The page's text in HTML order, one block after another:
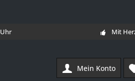
Mit
Mein Konto